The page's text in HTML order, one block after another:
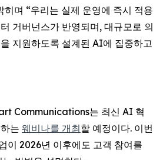
히며 “우리는 실제 운영에 즉시 적용
거버넌스가 반영되며, 대규모로 의
지원하도록 설계된 AI에 집중하고
Communications는 최신 AI 혁
는 웨비나를 개최할 예정이다. 이번
이 2026년 이후에도 고객 참여를